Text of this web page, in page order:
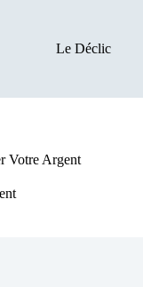
Le Déclic
Votre Argent